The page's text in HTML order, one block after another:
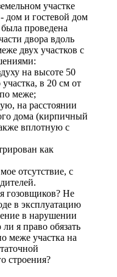
участке
дом и гостевой дом
проведена
двора вдоль
двух участков с
на высоте 50
в 20 см от
меже;
на расстоянии
дома (кирпичный
вплотную с
как
отсутствие, с
гозовщиков? Не
в эксплуатацию
в нарушении
я право обязать
меже участка на
строения?